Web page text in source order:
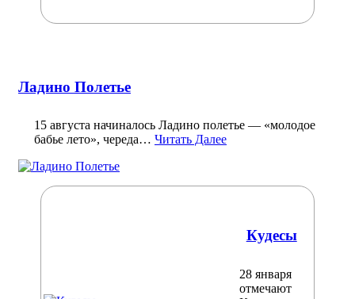
Ладино Полетье
15 августа начиналось Ладино полетье — «молодое
бабье лето», череда… Читать Далее
Кудесы
28 января
отмечают